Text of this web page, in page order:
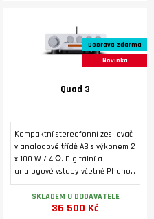
motor pohání talíř
prostřednictvím referenčního
K poslechu ve studiu
Doprava zdarma
Novinka
Quad 3
Kompaktní stereofonní zesilovač
v analogové třídě AB s výkonem 2
x 100 W / 4 Ω. Digitální a
analogové vstupy včetně Phono
MM a HDMI ARC. Bluetooth 5.1.
Podsvícený alfanumerický LCD
displej, toroidní transformátor,
SKLADEM U DODAVATELE
36 500 Kč